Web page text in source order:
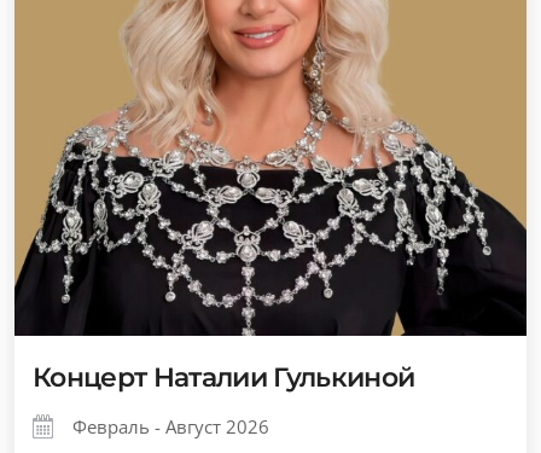
Концерт Наталии Гулькиной
Февраль - Август 2026